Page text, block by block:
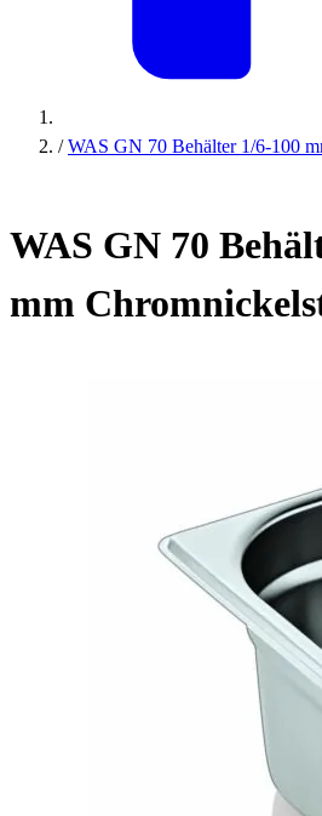
/ WAS GN 70 Behälter 1/6-100
WAS GN 70
mm